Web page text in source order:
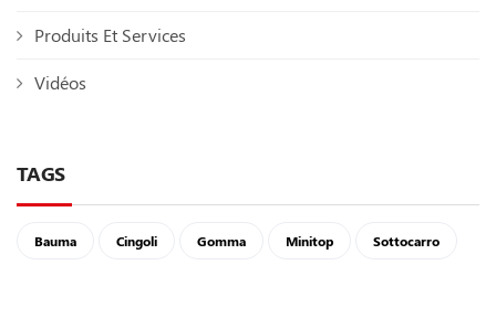
Produits Et Services
Vidéos
TAGS
Bauma Cingoli Gomma Minitop Sottocarro